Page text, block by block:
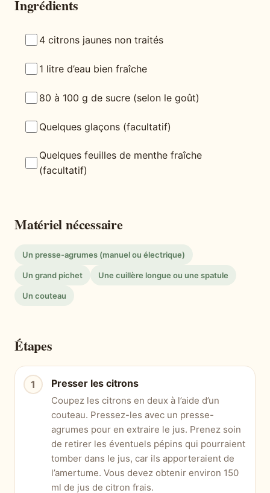
Ingrédients
4 citrons jaunes non traités
1 litre d’eau bien fraîche
80 à 100 g de sucre (selon le goût)
Quelques glaçons (facultatif)
Quelques feuilles de menthe fraîche
(facultatif)
Matériel nécessaire
Un presse-agrumes (manuel ou électrique)
Un grand pichet Une cuillère longue ou une spatule
Un couteau
Étapes
Presser les citrons
Coupez les citrons en deux à l’aide d’un
couteau. Pressez-les avec un presse-
agrumes pour en extraire le jus. Prenez soin
de retirer les éventuels pépins qui pourraient
tomber dans le jus, car ils apporteraient de
l’amertume. Vous devez obtenir environ 150
ml de jus de citron frais.